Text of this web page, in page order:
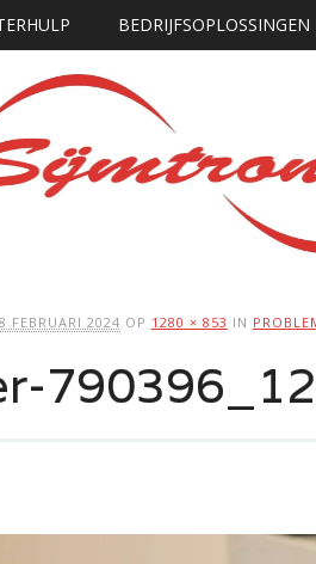
BEDRIJFSOPLOSSINGEN
FEBRUARI 2024 OP 1280 × 853 IN